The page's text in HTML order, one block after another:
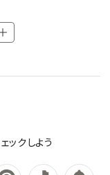
ックしよう